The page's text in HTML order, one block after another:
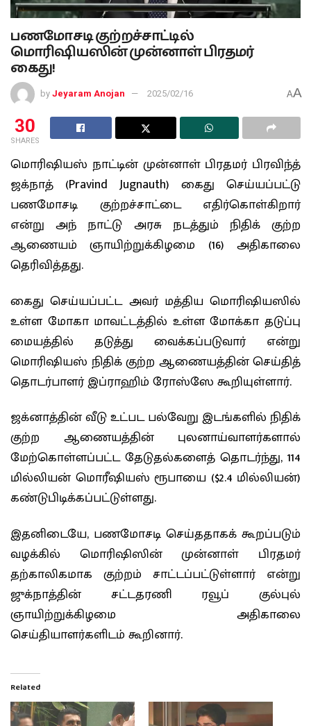
பணமோசடி குற்றச்சாட்டில்
மொரிஷியஸின் முன்னாள் பிரதமர்
கைது!
by Jeyaram Anojan 2025/02/16 AA
30
SHARES
மொரிஷியஸ் நாட்டின் முன்னாள் பிரதமர் பிரவிந்த்
ஜக்நாத் (Pravind Jugnauth) கைது செய்யப்பட்டு
பணமோசடி குற்றச்சாட்டை எதிர்கொள்கிறார்
என்று அந் நாட்டு அரசு நடத்தும் நிதிக் குற்ற
ஆணையம் ஞாயிற்றுக்கிழமை (16) அதிகாலை
தெரிவித்தது.
கைது செய்யப்பட்ட அவர் மத்திய மொரிஷியஸில்
உள்ள மோகா மாவட்டத்தில் உள்ள மோக்கா தடுப்பு
மையத்தில் தடுத்து வைக்கப்படுவார் என்று
மொரிஷியஸ் நிதிக் குற்ற ஆணையத்தின் செய்தித்
தொடர்பாளர் இப்ராஹிம் ரோஸ்ஸே கூறியுள்ளார்.
ஜக்னாத்தின் வீடு உட்பட பல்வேறு இடங்களில் நிதிக்
குற்ற ஆணையத்தின் புலனாய்வாளர்களால்
மேற்கொள்ளப்பட்ட தேடுதல்களைத் தொடர்ந்து, 114
மில்லியன் மொரீஷியஸ் ரூபாயை ($2.4 மில்லியன்)
கண்டுபிடிக்கப்பட்டுள்ளது.
இதனிடையே, பணமோசடி செய்ததாகக் கூறப்படும்
வழக்கில் மொரிஷிஸின் முன்னாள் பிரதமர்
தற்காலிகமாக குற்றம் சாட்டப்பட்டுள்ளார் என்று
ஜுக்நாத்தின் சட்டதரணி ரவூப் குல்புல்
ஞாயிற்றுக்கிழமை அதிகாலை
செய்தியாளர்களிடம் கூறினார்.
Related